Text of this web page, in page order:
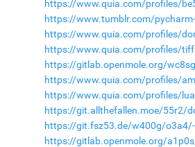
https://www.quia.com/profiles/
https://www.tumblr.com/
https://www.quia.com/profiles/
https://www.quia.com/profiles/
https://gitlab.openmole.org/
https://www.quia.com/profiles/
https://www.quia.com/profiles/
https://git.allthefallen.moe/55r2/
https://git.fsz53.de/w400g/
https://gitlab.openmole.org/